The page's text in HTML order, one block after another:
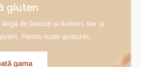
gluten
de biscuiți și dulciuri, dar și
Pentru toate gusturile.
gama